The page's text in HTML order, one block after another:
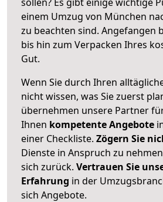
einem Umzug von München
zu beachten sind. Angefangen
bis hin zum Verpacken Ihres
Gut.
Wenn Sie durch Ihren
nicht wissen, was Sie zuerst
übernehmen unsere Partner
Ihnen kompetente Angebote
einer Checkliste. Zögern Sie
Dienste in Anspruch zu
sich zurück. Vertrauen Sie
Erfahrung in der
sich Angebote.